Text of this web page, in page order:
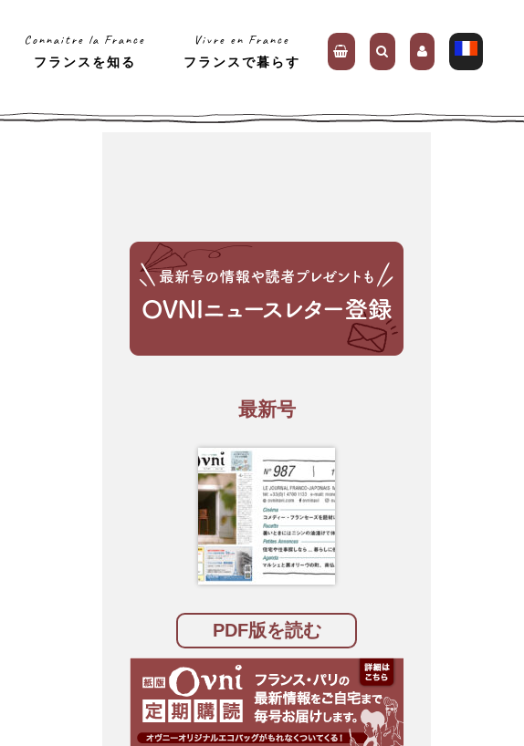
Connaitre la France
フランスを知る
Vivre en France
フランスで暮らす
最新号
PDF版を読む